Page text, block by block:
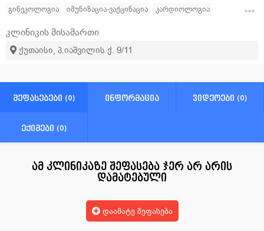
გინეკოლოგია იმუნიზაცია-ვაქცინაცია
კარდიოლოგია
შინაგანი მედიცინა (თერაპევტი)
კლინიკის მისამართი
ქუთაისი, პ.იაშვილის ქ. 9/11
შეფასებები (0) ინფორმაცია ვიდეოები (0)
ექიმები (0)
ამ კლინიკაზე შეფასება ჯერ არ არის
დამატებული
დაამატე შეფასება